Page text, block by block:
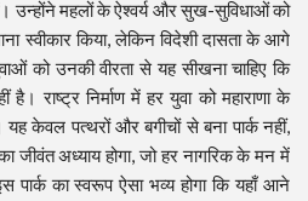
उन्होंने महलों के ऐश्वर्य और सुख-सुविधाओं को
स्वीकार किया, लेकिन विदेशी दासता के आगे
को उनकी वीरता से यह सीखना चाहिए कि
राष्ट्र निर्माण में हर युवा को महाराणा के
केवल पत्थरों और बगीचों से बना पार्क नहीं,
का जीवंत अध्याय होगा, जो हर नागरिक के मन में
पार्क का स्वरूप ऐसा भव्य होगा कि यहाँ आने